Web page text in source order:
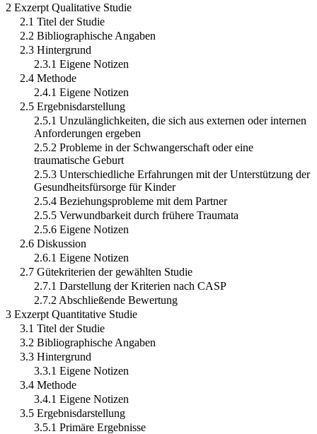
2 Exzerpt Qualitative Studie
2.1 Titel der Studie
2.2 Bibliographische Angaben
2.3 Hintergrund
2.3.1 Eigene Notizen
2.4 Methode
2.4.1 Eigene Notizen
2.5 Ergebnisdarstellung
2.5.1 Unzulänglichkeiten, die sich aus externen oder internen
Anforderungen ergeben
2.5.2 Probleme in der Schwangerschaft oder eine
traumatische Geburt
2.5.3 Unterschiedliche Erfahrungen mit der Unterstützung der
Gesundheitsfürsorge für Kinder
2.5.4 Beziehungsprobleme mit dem Partner
2.5.5 Verwundbarkeit durch frühere Traumata
2.5.6 Eigene Notizen
2.6 Diskussion
2.6.1 Eigene Notizen
2.7 Gütekriterien der gewählten Studie
2.7.1 Darstellung der Kriterien nach CASP
2.7.2 Abschließende Bewertung
3 Exzerpt Quantitative Studie
3.1 Titel der Studie
3.2 Bibliographische Angaben
3.3 Hintergrund
3.3.1 Eigene Notizen
3.4 Methode
3.4.1 Eigene Notizen
3.5 Ergebnisdarstellung
3.5.1 Primäre Ergebnisse